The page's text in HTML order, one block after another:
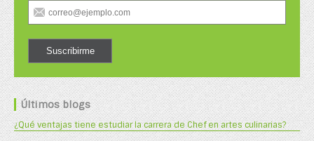
Últimos blogs
¿Qué ventajas tiene estudiar la carrera de Chef en artes culinarias?